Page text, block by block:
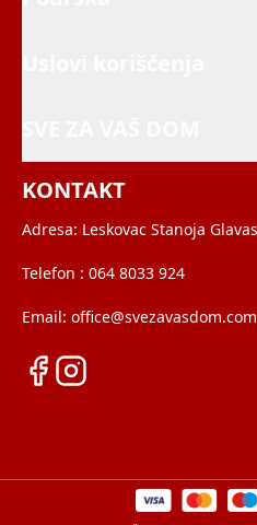
KONTAKT
Adresa: Leskovac Stanoja
Telefon : 064 8033 924
Email: office@svezavasdom.com